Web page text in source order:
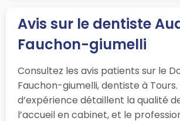
Avis sur le dentiste
Fauchon-giumelli
Consultez les avis patients sur le
Fauchon-giumelli, dentiste à
d’expérience détaillent la qualité
l’accueil en cabinet, et le